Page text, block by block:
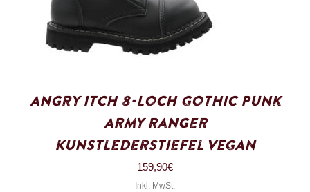
Angry Itch 8-Loch Gothic Punk
Army Ranger
Kunstlederstiefel VEGAN
159,90€
Inkl. MwSt.